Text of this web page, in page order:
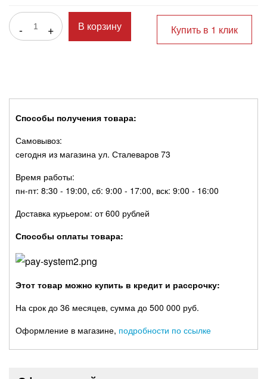
- + В корзину Купить в 1 клик
Способы получения товара:
Самовывоз:
сегодня из магазина ул. Сталеваров 73
Время работы:
пн-пт: 8:30 - 19:00, сб: 9:00 - 17:00, вск: 9:00 - 16:00
Доставка курьером: от 600 рублей
Способы оплаты товара:
Этот товар можно купить в кредит и рассрочку:
На срок до 36 месяцев, сумма до 500 000 руб.
Оформление в магазине, подробности по ссылке